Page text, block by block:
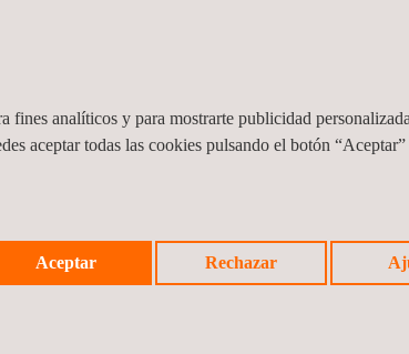
Servicios de ensayos no destructivos
Brasil
analíticos y para mostrarte publicidad
aceptar todas las cookies pulsando el botón
Aceptar Rechazar